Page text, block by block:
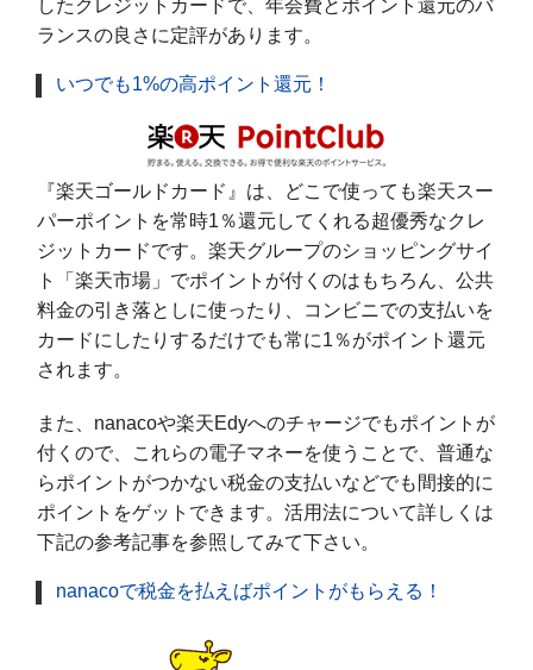
したクレジットカードで、年会費とポイント還元のバ
ランスの良さに定評があります。
いつでも1%の高ポイント還元！
『楽天ゴールドカード』は、どこで使っても楽天スー
パーポイントを常時1％還元してくれる超優秀なクレ
ジットカードです。楽天グループのショッピングサイ
ト「楽天市場」でポイントが付くのはもちろん、公共
料金の引き落としに使ったり、コンビニでの支払いを
カードにしたりするだけでも常に1％がポイント還元
されます。
また、nanacoや楽天Edyへのチャージでもポイントが
付くので、これらの電子マネーを使うことで、普通な
らポイントがつかない税金の支払いなどでも間接的に
ポイントをゲットできます。活用法について詳しくは
下記の参考記事を参照してみて下さい。
nanacoで税金を払えばポイントがもらえる！